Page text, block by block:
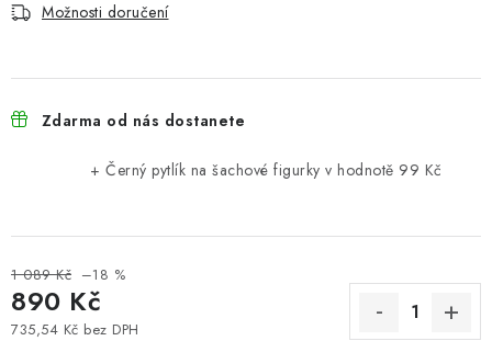
Možnosti doručení
Zdarma od nás dostanete
+ Černý pytlík na šachové figurky v hodnotě 99 Kč
1 089 Kč –18 %
890 Kč
735,54 Kč bez DPH